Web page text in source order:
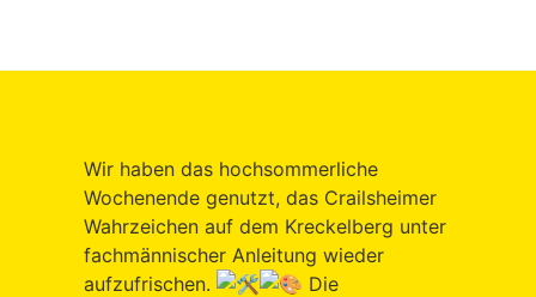
Wir haben das hochsommerliche
Wochenende genutzt, das Crailsheimer
Wahrzeichen auf dem Kreckelberg unter
fachmännischer Anleitung wieder
aufzufrischen.
Die